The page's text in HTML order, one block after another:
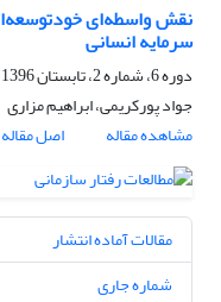
نقش واسطه‌ای
سرمایه انسانی
دوره 6، شماره 2، تابستان 1396، صفحه
جواد پورکریمی، ابراهیم مزاری
مشاهده مقاله
اصل مقاله
مقالات آماده انتشار
شماره جاری